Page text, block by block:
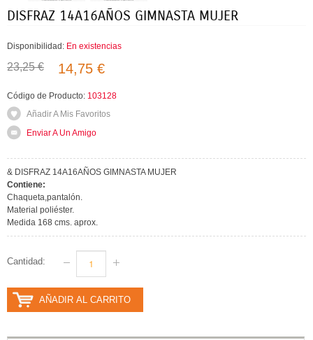
DISFRAZ 14A16AÑOS GIMNASTA MUJER
Disponibilidad: En existencias
23,25 € 14,75 €
Código de Producto: 103128
Añadir A Mis Favoritos
Enviar A Un Amigo
& DISFRAZ 14A16AÑOS GIMNASTA MUJER
Contiene:
Chaqueta,pantalón.
Material poliéster.
Medida 168 cms. aprox.
Cantidad:
AÑADIR AL CARRITO